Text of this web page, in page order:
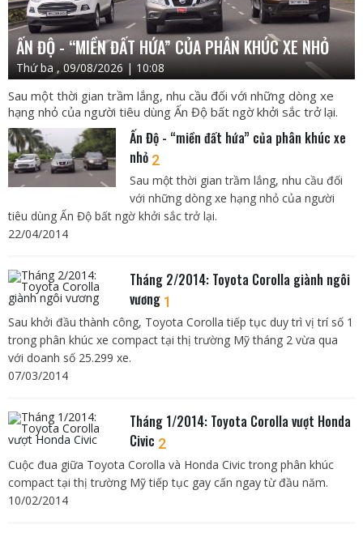
ẤN ĐỘ - “MIỀN ĐẤT HỨA” CỦA PHÂN KHÚC XE NHỎ
Thứ ba , 09/08/2026 | 10:08
Sau một thời gian trầm lắng, nhu cầu đối với những dòng xe
hạng nhỏ của người tiêu dùng Ấn Độ bất ngờ khởi sắc trở lại.
Ấn Độ - “miền đất hứa” của phân khúc xe
nhỏ 2
Sau một thời gian trầm lắng, nhu cầu đối
với những dòng xe hạng nhỏ của người
tiêu dùng Ấn Độ bất ngờ khởi sắc trở lại.
22/04/2014
Tháng 2/2014: Toyota Corolla giành ngôi
vương 1
Sau khởi đầu thành công, Toyota Corolla tiếp tục duy trì vị trí số 1
trong phân khúc xe compact tại thị trường Mỹ tháng 2 vừa qua
với doanh số 25.299 xe.
07/03/2014
Tháng 1/2014: Toyota Corolla vượt Honda
Civic 2
Cuộc đua giữa Toyota Corolla và Honda Civic trong phân khúc
compact tại thị trường Mỹ tiếp tục gay cấn ngay từ đầu năm.
10/02/2014